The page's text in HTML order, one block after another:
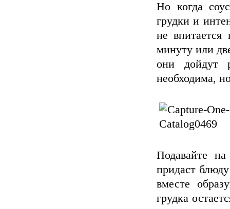
Но когда
грудки и
не
минуту или
они дойдут
необходима,
Подавайте
придаст
вместе
грудка